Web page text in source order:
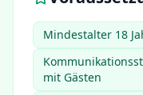
Mindestalter 18
mit Gästen